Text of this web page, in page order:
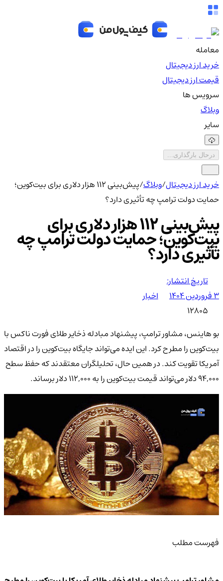
معامله
خرید ارز دیجیتال
قیمت ارز دیجیتال
سرویس ها
وبلاگ
سایر
درحال بارگذاری...
خرید ارز دیجیتال/وبلاگ/
پیش‌بینی ۱۱۲ هزار دلاری برای بیت‌کوین؛
حمایت دولت ترامپ چه تأثیری دارد؟
پیش‌بینی ۱۱۲ هزار دلاری برای
بیت‌کوین؛ حمایت دولت ترامپ چه
تأثیری دارد؟
تاریخ انتشار:
۳ فروردین ۱۴۰۴
اخبار
12805
بو هاینس، مشاور ترامپ، پیشنهاد مبادله ذخایر طلای فورت ناکس با
بیت‌کوین را مطرح کرد. این ایده می‌تواند جایگاه بیت‌کوین را در اقتصاد
آمریکا تقویت کند. در همین حال، تحلیلگران معتقدند که حفظ سطح
۹۴,۰۰۰ دلار می‌تواند قیمت بیت‌کوین را به ۱۱۲,۰۰۰ دلار برساند.
فهرست مطلب